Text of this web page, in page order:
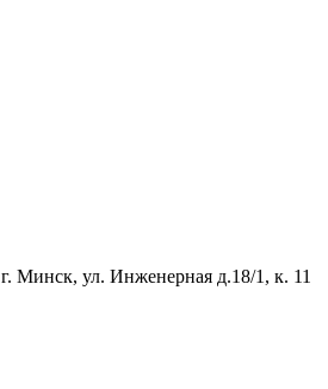
Минск, ул. Инженерная д.18/1, к. 11